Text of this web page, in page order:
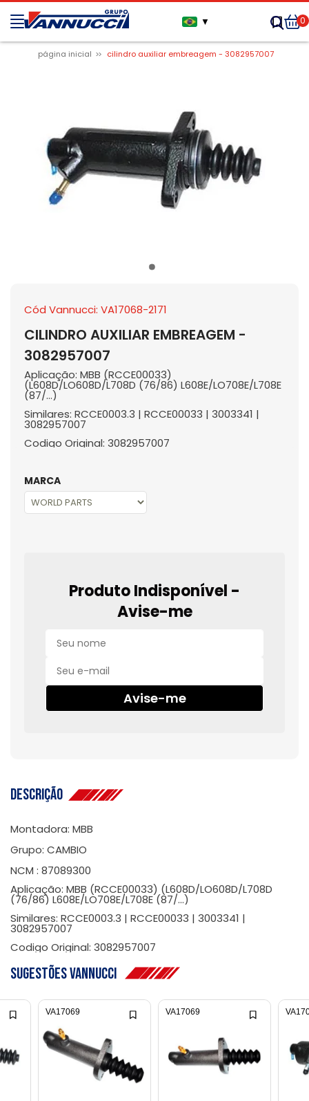
▼ 0
página inicial cilindro auxiliar embreagem - 3082957007
Cód Vannucci: VA17068-2171
CILINDRO AUXILIAR EMBREAGEM -
3082957007
Aplicação: MBB (RCCE00033)
(L608D/LO608D/L708D (76/86) L608E/LO708E/L708E
(87/...)
Similares: RCCE0003.3 | RCCE00033 | 3003341 |
3082957007
Codigo Original: 3082957007
MARCA
Produto Indisponível -
Avise-me
Avise-me
Descrição
Montadora: MBB
Grupo: CAMBIO
NCM : 87089300
Aplicação: MBB (RCCE00033) (L608D/LO608D/L708D
(76/86) L608E/LO708E/L708E (87/...)
Similares: RCCE0003.3 | RCCE00033 | 3003341 |
3082957007
Codigo Original: 3082957007
Sugestões Vannucci
VA17069 VA17069